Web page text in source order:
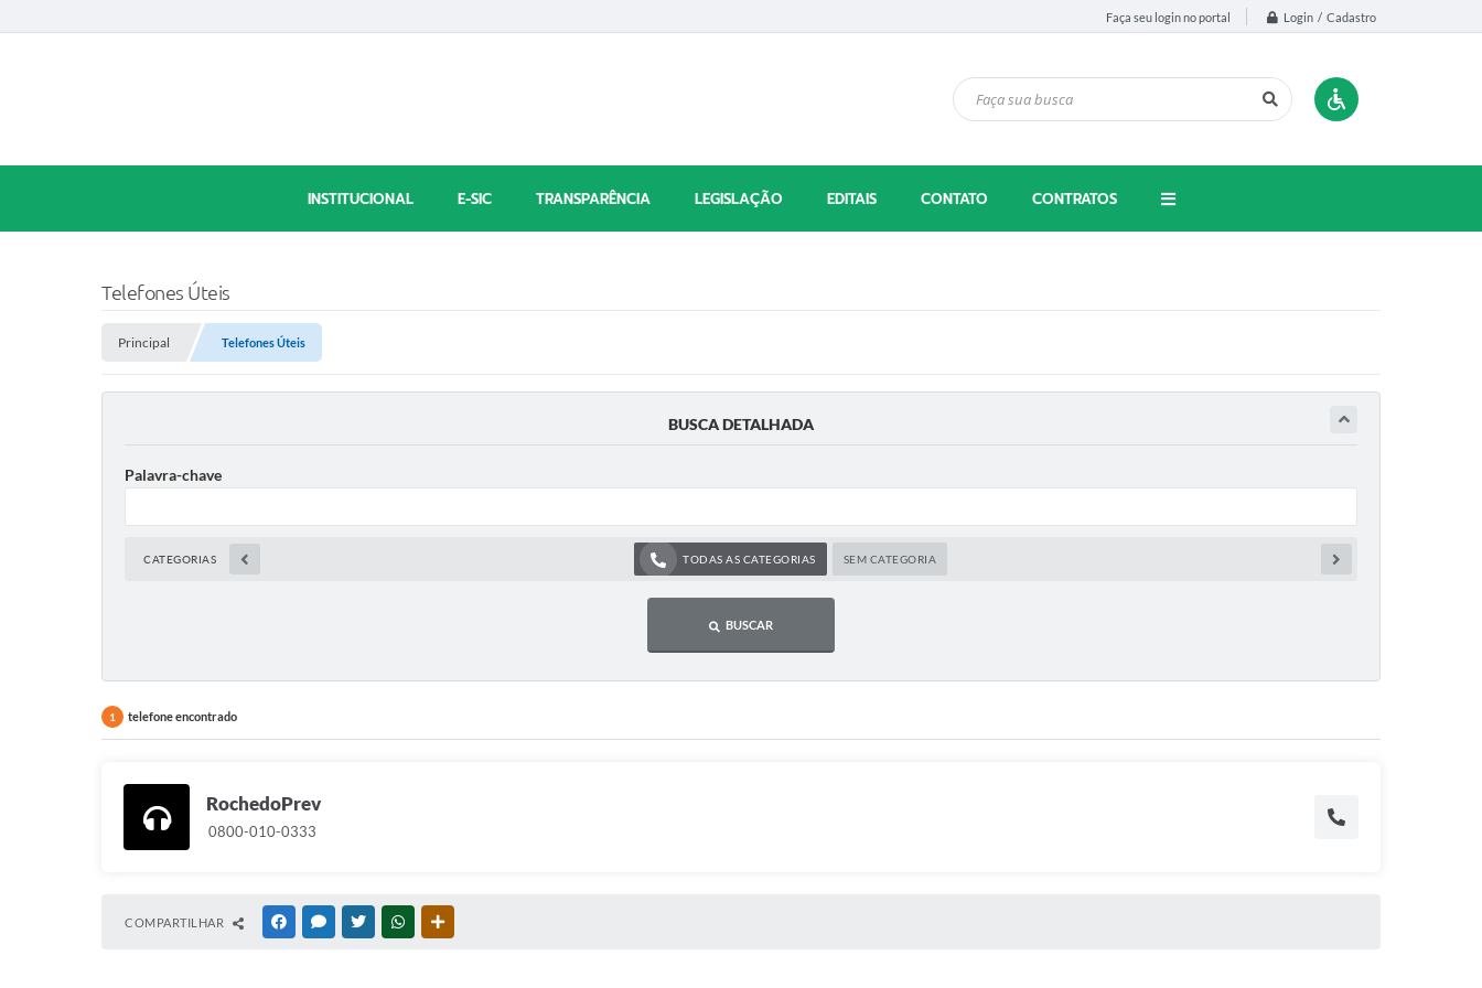
Faça seu login no portal Login / Cadastro
INSTITUCIONAL E-SIC TRANSPARÊNCIA LEGISLAÇÃO EDITAIS CONTATO CONTRATOS
Telefones Úteis
Principal Telefones Úteis
BUSCA DETALHADA
Palavra-chave
CATEGORIAS TODAS AS CATEGORIAS SEM CATEGORIA
BUSCAR
1 telefone encontrado
RochedoPrev
0800-010-0333
COMPARTILHAR FACEBOOKMESSENGER
TWITTERWHATSAPP